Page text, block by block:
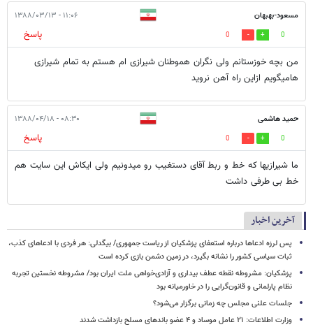
مسعود-بهبهان ۱۱:۰۶ - ۱۳۸۸/۰۳/۱۳
0
0
پاسخ
من بچه خوزستانم ولی نگران هموطنان شیرازی ام هستم به تمام شیرازی
هامیگویم ازاین راه آهن نروید
حمید هاشمی ۰۸:۳۰ - ۱۳۸۸/۰۴/۱۸
0
0
پاسخ
ما شیرازیها که خط و ربط آقای دستغیب رو میدونیم ولی ایکاش این سایت هم
خط بی طرفی داشت
آخرین اخبار
پس لرزه ادعاها درباره استعفای پزشکیان از ریاست جمهوری/ بیگدلی: هر فردی با ادعاهای کذب،
ثبات سیاسی کشور را نشانه بگیرد، در زمین دشمن بازی کرده است
پزشکیان: مشروطه نقطه عطف بیداری و آزادی‌خواهی ملت ایران بود/ مشروطه نخستین تجربه
نظام پارلمانی و قانون‌گرایی را در خاورمیانه بود
جلسات علنی مجلس چه زمانی برگزار می‌شود؟
وزارت اطلاعات: ۲۱ عامل موساد و ۴ عضو باندهای مسلح بازداشت شدند